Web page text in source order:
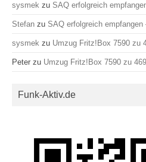
sysmek zu SAQ erfolgreich
Stefan zu SAQ erfolgreich empfangen
sysmek zu Umzug Fritz!Box 7590 zu
Peter zu Umzug Fritz!Box 7590 zu
Funk-Aktiv.de